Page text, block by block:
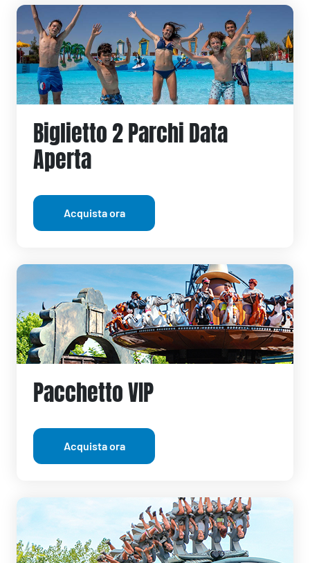
Biglietto 2 Parchi Data
Aperta
Acquista ora
Pacchetto VIP
Acquista ora